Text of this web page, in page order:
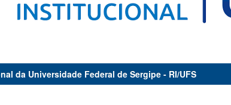
da Universidade Federal de Sergipe - RI/UFS